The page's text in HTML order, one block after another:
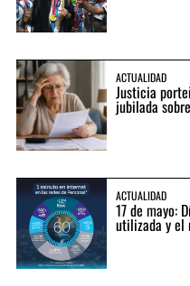
ACTUALIDAD
Justicia
jubilada
ACTUALIDAD
17 de mayo:
utilizada y el